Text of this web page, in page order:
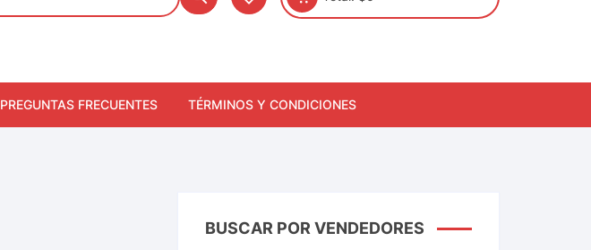
PREGUNTAS FRECUENTES TÉRMINOS Y CONDICIONES
BUSCAR POR VENDEDORES